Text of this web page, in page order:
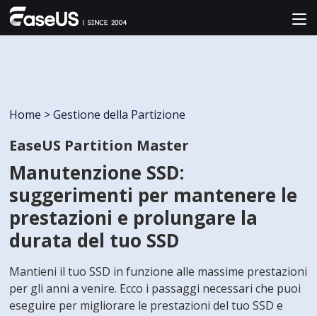
Home > Gestione della Partizione
EaseUS Partition Master
Manutenzione SSD:
suggerimenti per mantenere le
prestazioni e prolungare la
durata del tuo SSD
Mantieni il tuo SSD in funzione alle massime prestazioni
per gli anni a venire. Ecco i passaggi necessari che puoi
eseguire per migliorare le prestazioni del tuo SSD e